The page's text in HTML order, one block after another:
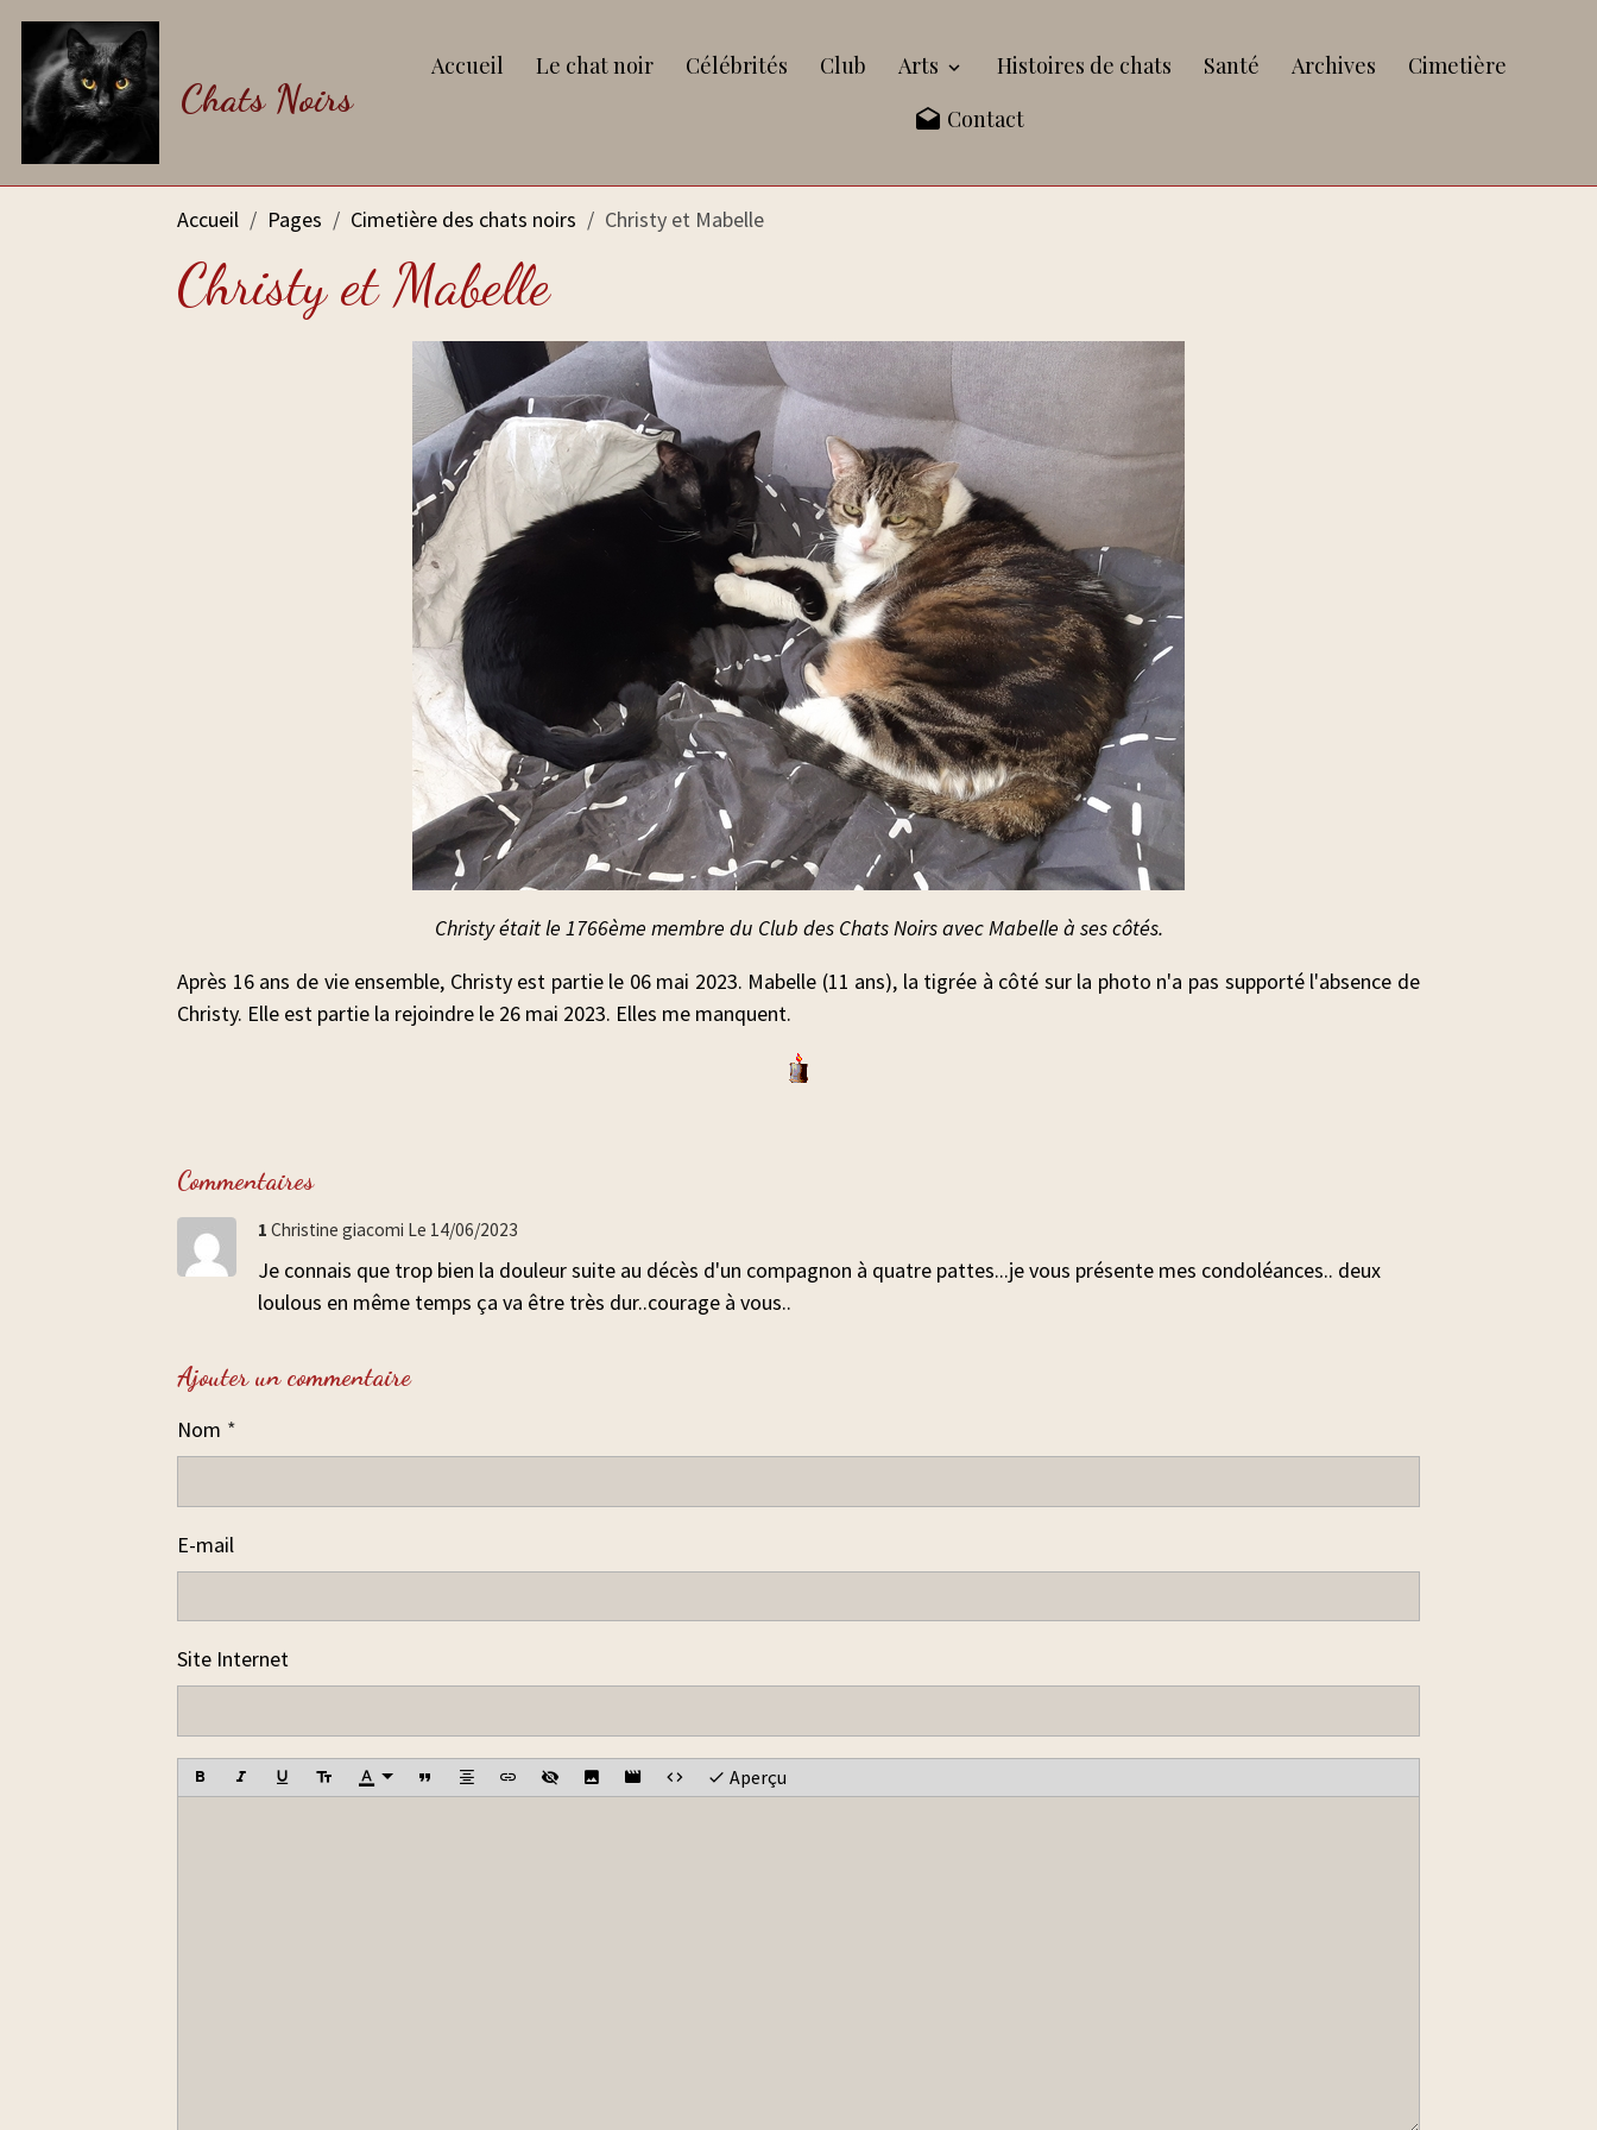
Chats Noirs
Accueil Le chat noir Célébrités Club Arts Histoires de chats Santé Archives
Cimetière
Contact
Accueil Pages Cimetière des chats noirs Christy et Mabelle
Christy et Mabelle
Christy était le 1766ème membre du Club des Chats Noirs avec Mabelle à ses côtés.
Après 16 ans de vie ensemble, Christy est partie le 06 mai 2023. Mabelle (11 ans), la tigrée à côté sur la photo n'a pas supporté l'absence de
Christy. Elle est partie la rejoindre le 26 mai 2023. Elles me manquent.
Commentaires
1 Christine giacomi Le 14/06/2023
Je connais que trop bien la douleur suite au décès d'un compagnon à quatre pattes...je vous présente mes condoléances.. deux
loulous en même temps ça va être très dur..courage à vous..
Ajouter un commentaire
Nom
E-mail
Site Internet
Aperçu